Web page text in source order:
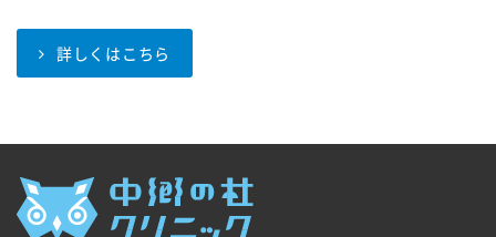
詳しくはこちら